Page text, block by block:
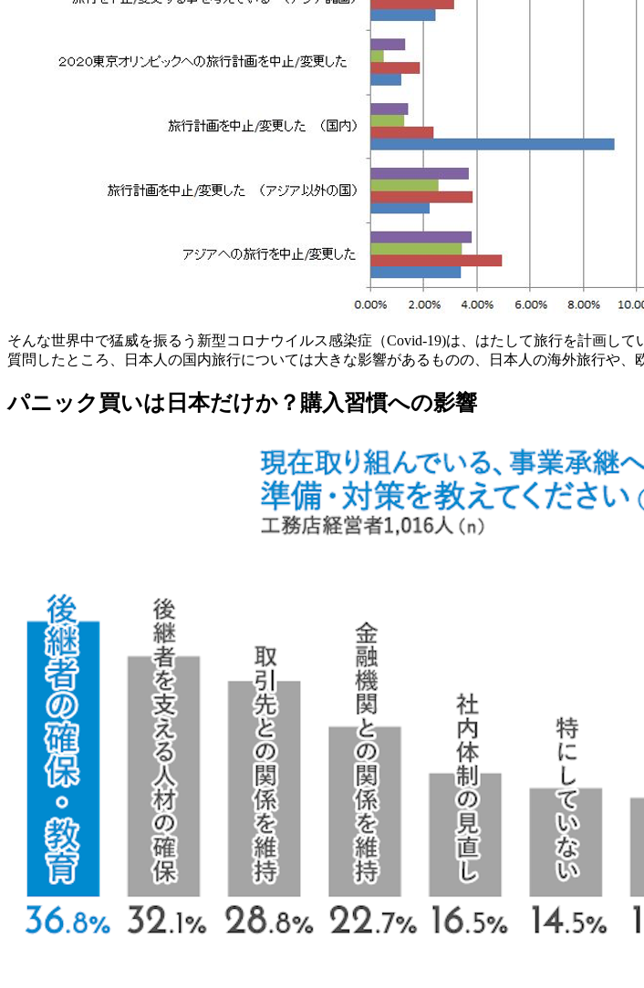
そんな世界中で猛威を振るう新型コロナウイルス感染症（Covid-19)は、はたして旅行を計画し
質問したところ、日本人の国内旅行については大きな影響があるものの、日本人の海外旅行や、
パニック買いは日本だけか？購入習慣への影響